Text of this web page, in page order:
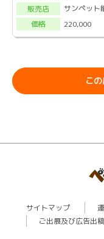
販売店
サンペット
価格
220,000
こ
サイトマップ
ご出展及び広告出